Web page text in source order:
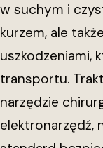
w suchym i
kurzem, ale
uszkodzeniami,
transportu.
narzędzie
elektronarzędź,